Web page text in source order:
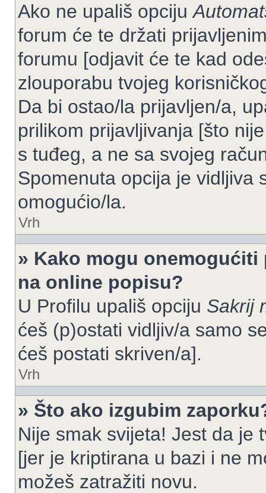
Ako ne upališ opciju
forum će te držati
forumu [odjavit će te kad
zlouporabu tvojeg
Da bi ostao/la prijavljen/a,
prilikom prijavljivanja [što
s tuđeg, a ne sa svojeg
Spomenuta opcija je vidljiva
omogućio/la.
Vrh
» Kako mogu
na online popisu?
U Profilu upališ opciju Sakrij
ćeš (p)ostati vidljiv/a samo
ćeš postati skriven/a].
Vrh
» Što ako izgubim
Nije smak svijeta! Jest da je
[jer je kriptirana u bazi i ne
možeš zatražiti novu.